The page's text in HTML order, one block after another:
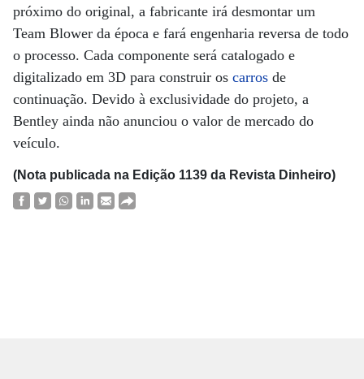
próximo do original, a fabricante irá desmontar um
Team Blower da época e fará engenharia reversa de todo
o processo. Cada componente será catalogado e
digitalizado em 3D para construir os carros de
continuação. Devido à exclusividade do projeto, a
Bentley ainda não anunciou o valor de mercado do
veículo.
(Nota publicada na Edição 1139 da Revista Dinheiro)